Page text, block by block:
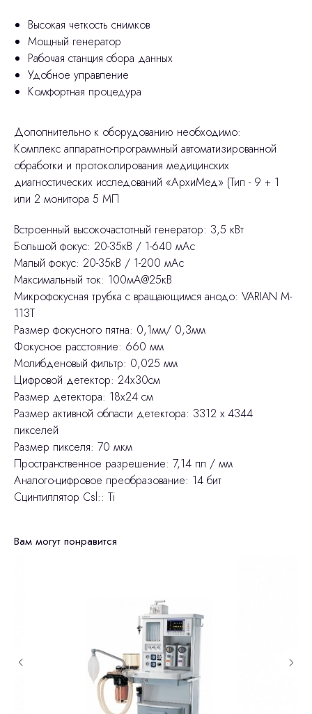
Высокая четкость снимков
Мощный генератор
Рабочая станция сбора данных
Удобное управление
Комфортная процедура
Дополнительно к оборудованию необходимо:
Комплекс аппаратно-программный автоматизированной
обработки и протоколирования медицинских
диагностических исследований «АрхиМед» (Тип - 9 + 1
или 2 монитора 5 МП
Встроенный высокочастотный генератор: 3,5 кВт
Большой фокус: 20-35кВ / 1-640 мАс
Малый фокус: 20-35кВ / 1-200 мАс
Максимальный ток: 100мА@25кВ
Микрофокусная трубка с вращающимся анодо: VARIAN M-
113T
Размер фокусного пятна: 0,1мм/ 0,3мм
Фокусное расстояние: 660 мм
Молибденовый фильтр: 0,025 мм
Цифровой детектор: 24х30см
Размер детектора: 18х24 см
Размер активной области детектора: 3312 x 4344
пикселей
Размер пикселя: 70 мкм
Пространственное разрешение: 7,14 пл / мм
Аналого-цифровое преобразование: 14 бит
Сцинтиллятор Csl:: Ti
Вам могут понравится